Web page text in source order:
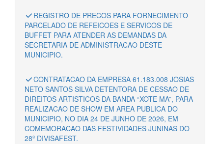
REGISTRO DE PRECOS PARA FORNECIMENTO
PARCELADO DE REFEICOES E SERVICOS DE
BUFFET PARA ATENDER AS DEMANDAS DA
SECRETARIA DE ADMINISTRACAO DESTE
MUNICIPIO.
CONTRATACAO DA EMPRESA 61.183.008 JOSIAS
NETO SANTOS SILVA DETENTORA DE CESSAO DE
DIREITOS ARTISTICOS DA BANDA “XOTE MA”, PARA
REALIZACAO DE SHOW EM AREA PUBLICA DO
MUNICIPIO, NO DIA 24 DE JUNHO DE 2026, EM
COMEMORACAO DAS FESTIVIDADES JUNINAS DO
28º DIVISAFEST.